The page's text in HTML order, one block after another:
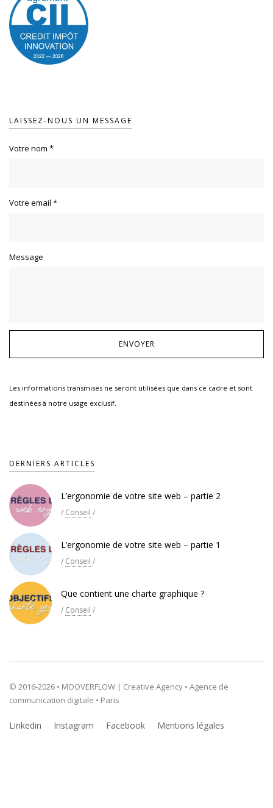
LAISSEZ-NOUS UN MESSAGE
Votre nom *
Votre email *
Message
Les informations transmises ne seront utilisées que dans ce cadre et sont
destinées à notre usage exclusif.
DERNIERS ARTICLES
L’ergonomie de votre site web – partie 2
/ Conseil /
L’ergonomie de votre site web – partie 1
/ Conseil /
Que contient une charte graphique ?
/ Conseil /
© 2016-2026 • MOOVERFLOW | Creative Agency • Agence de
communication digitale • Paris
Linkedin Instagram Facebook Mentions légales